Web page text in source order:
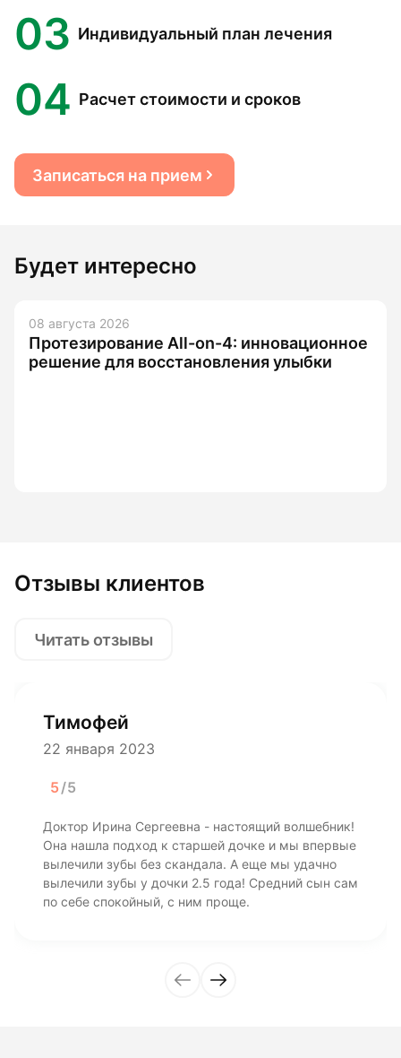
03 Индивидуальный план лечения
04 Расчет стоимости и сроков
Записаться на прием
Будет интересно
08 августа 2026
Протезирование All-on-4: инновационное
решение для восстановления улыбки
Отзывы клиентов
Читать отзывы
Тимофей
22 января 2023
5/5
Доктор Ирина Сергеевна - настоящий волшебник!
Она нашла подход к старшей дочке и мы впервые
вылечили зубы без скандала. А еще мы удачно
вылечили зубы у дочки 2.5 года! Средний сын сам
по себе спокойный, с ним проще.